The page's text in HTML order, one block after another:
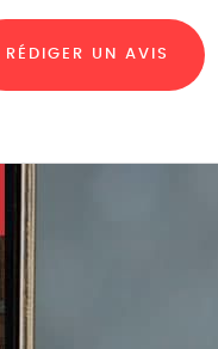
RÉDIGER UN AVIS